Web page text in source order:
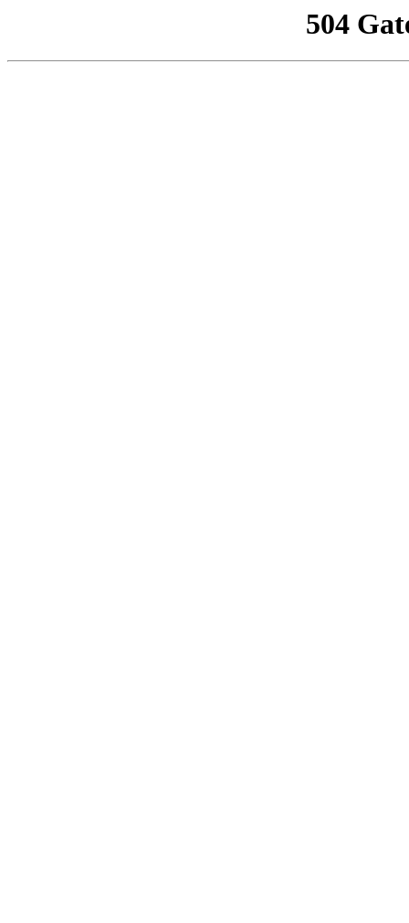
504